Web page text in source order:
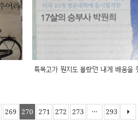
특목고가 뭔지도 몰랐던 내게 배움을
269 270 271 272 273 ··· 293